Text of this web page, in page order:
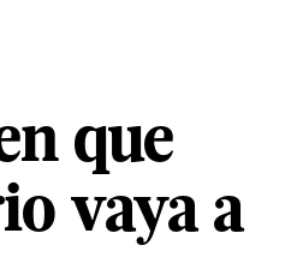
que
vaya a